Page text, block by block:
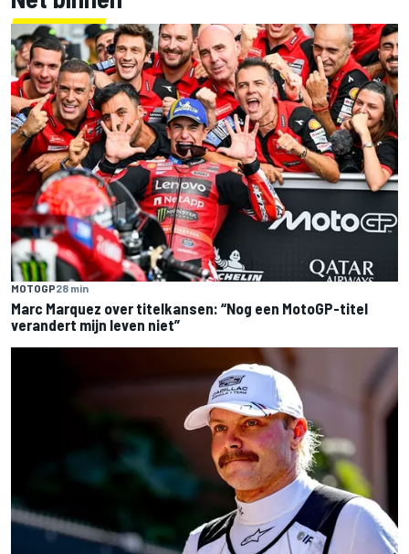
MOTOGP28 min
Marc Marquez over titelkansen: “Nog een MotoGP-titel
verandert mijn leven niet”